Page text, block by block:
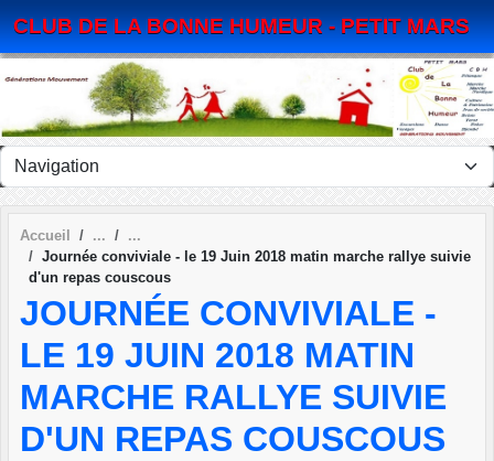
CLUB DE LA BONNE HUMEUR - PETIT MARS
Accueil
Journée conviviale - le 19 Juin 2018 matin marche rallye suivie
d'un repas couscous
JOURNÉE CONVIVIALE -
LE 19 JUIN 2018 MATIN
MARCHE RALLYE SUIVIE
D'UN REPAS COUSCOUS